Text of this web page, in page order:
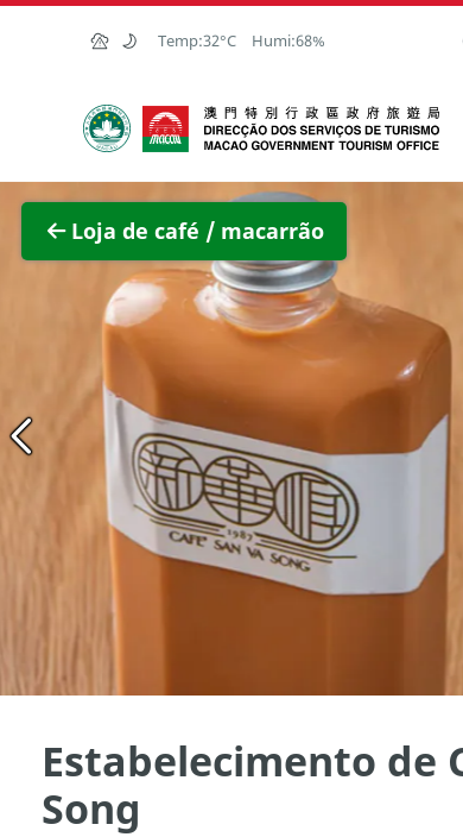
Ir para o conteúdo principal
Temp:32°C Humi:68%
Direcção dos Serviços de Turismo
Loja de café / macarrão
Estabelecimento de
Song